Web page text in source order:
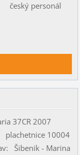
personál
37CR 2007
10004
Šibenik - Marina